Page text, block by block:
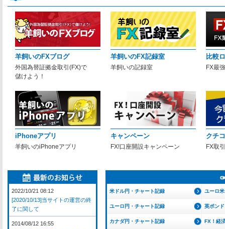
羊飼いのFXブログ
外国為替証拠金取引(FX)で
儲けよう！
羊飼いのFX記録室
羊飼いの記録室
比較
FX最
iPhoneアプリ
羊飼いのiPhoneアプリ
キャンペーン
FX!口座開設キャンペーン
クチ
FX取
米ドル円・チャート記録 ユーロ
ユーロ円・チャート記録 英ポン
カナダ円・チャート記録 FX！経
2022/10/21 08:12
[2020/10/13]当サイトの運営の終
了に関して
2014/08/12 16:55